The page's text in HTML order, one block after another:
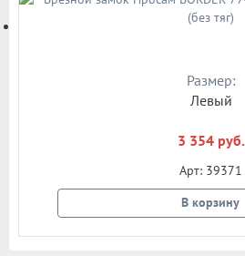
Размер:
Левый
3 354 руб.
Арт: 39371
В корзину